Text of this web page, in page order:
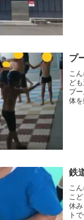
プ
こ
ど
プ
体
鉄
こ
こ
休
ト